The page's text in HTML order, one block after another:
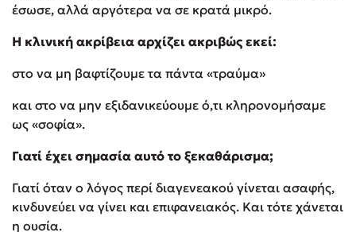
έσωσε, αλλά αργότερα να σε κρατά μικρό.
Η κλινική ακρίβεια αρχίζει ακριβώς εκεί:
στο να μη βαφτίζουμε τα πάντα «τραύμα»
και στο να μην εξιδανικεύουμε ό,τι κληρονομήσαμε
ως «σοφία».
Γιατί έχει σημασία αυτό το ξεκαθάρισμα;
Γιατί όταν ο λόγος περί διαγενεακού γίνεται ασαφής,
κινδυνεύει να γίνει και επιφανειακός. Και τότε χάνεται
η ουσία.